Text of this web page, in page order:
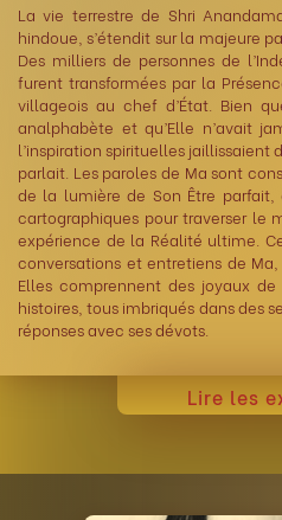
La vie terrestre de Shri
hindoue, s’étendit sur la majeure
Des milliers de personnes de
furent transformées par la
villageois au chef d’État. Bien
analphabète et qu’Elle n’avait
l’inspiration spirituelles jaillissaient
parlait. Les paroles de Ma sont
de la lumière de Son Être
cartographiques pour traverser le
expérience de la Réalité ultime.
conversations et entretiens de Ma,
Elles comprennent des joyaux
histoires, tous imbriqués dans des
réponses avec ses dévots.
Lire les